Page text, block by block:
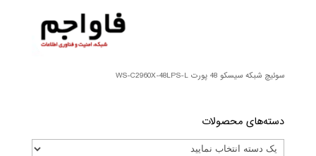
سوئیچ شبکه سیسکو 48 پورت WS-C2960X-48LPS-L
دسته‌های محصولات